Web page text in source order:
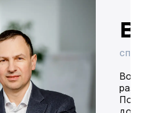
разом